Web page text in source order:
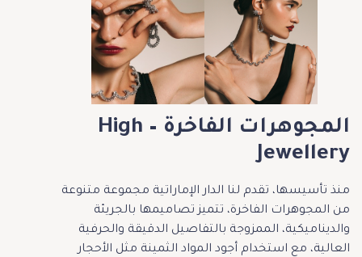
المجوهرات الفاخرة – High
Jewellery
منذ تأسيسها، تقدم لنا الدار الإماراتية مجموعة متنوعة
من المجوهرات الفاخرة، تتميز تصاميمها بالجريئة
والديناميكية، الممزوجة بالتفاصيل الدقيقة والحرفية
العالية، مع استخدام أجود المواد الثمينة مثل الأحجار